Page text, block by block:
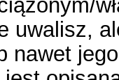
uwalisz,
nawet